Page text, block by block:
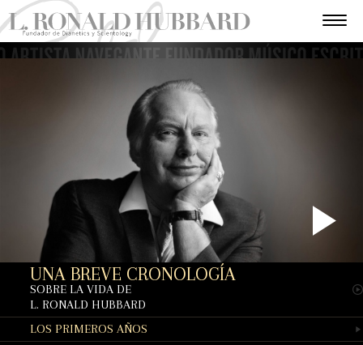
UNA BREVE CRONOLOGÍA
SOBRE LA VIDA DE
L. RONALD HUBBARD
LOS PRIMEROS AÑOS